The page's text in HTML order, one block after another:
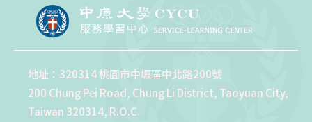
地址：320314 桃園市中壢區中北路200號
200 Chung Pei Road, Chung Li District, Taoyuan City,
Taiwan 320314, R.O.C.